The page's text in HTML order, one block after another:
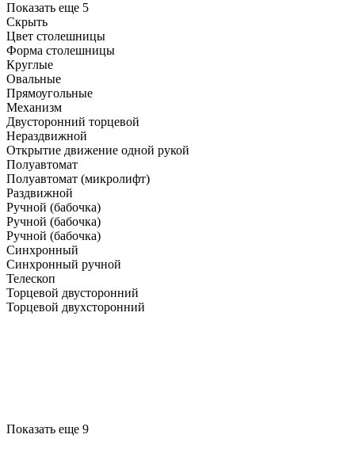
Показать еще 5
Скрыть
Цвет столешницы
Форма столешницы
Круглые
Овальные
Прямоугольные
Механизм
Двусторонний торцевой
Нераздвижной
Открытие движение одной рукой
Полуавтомат
Полуавтомат (микролифт)
Раздвижной
Ручной (бабочка)
Ручной (бабочка)
Ручной (бабочка)
Синхронный
Синхронный ручной
Телескоп
Торцевой двусторонний
Торцевой двухсторонний
Показать еще 9